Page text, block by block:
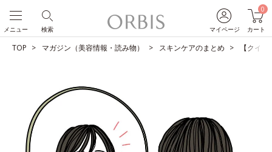
マイページ
0
カート
検索
メニュー
TOP マガジン（美容情報・読み物） スキンケアのまとめ 【クイ